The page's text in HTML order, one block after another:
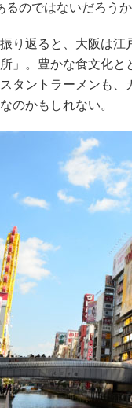
るのではないだろうか
り返ると、大阪は江
」。豊かな食文化
タントラーメンも、
のかもしれない。